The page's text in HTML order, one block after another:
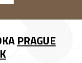
PRAGUE